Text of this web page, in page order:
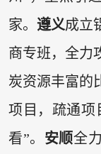
家。 遵义成立
商专班，全力
炭资源丰富的
项目，疏通项
看”。 安顺全